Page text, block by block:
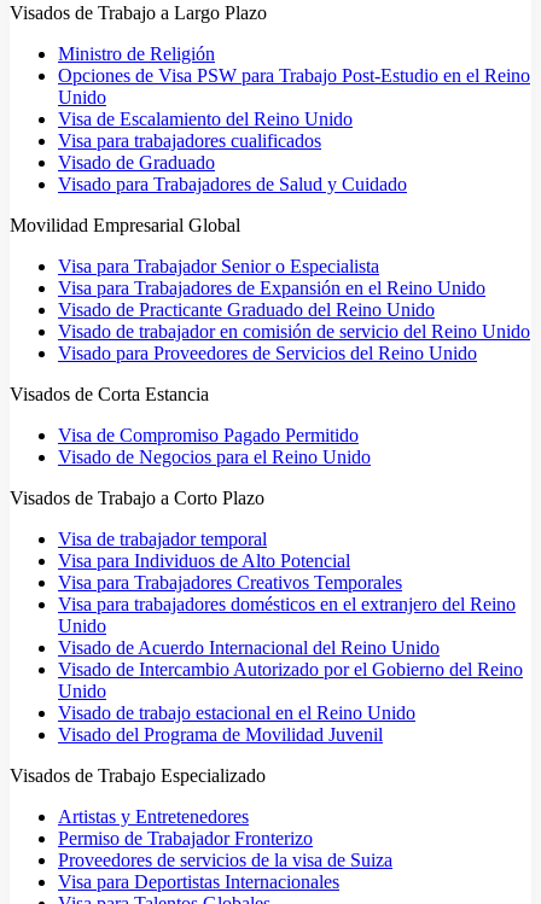
Visados de Trabajo a Largo Plazo
Ministro de Religión
Opciones de Visa PSW para Trabajo Post-Estudio en el Reino
Unido
Visa de Escalamiento del Reino Unido
Visa para trabajadores cualificados
Visado de Graduado
Visado para Trabajadores de Salud y Cuidado
Movilidad Empresarial Global
Visa para Trabajador Senior o Especialista
Visa para Trabajadores de Expansión en el Reino Unido
Visado de Practicante Graduado del Reino Unido
Visado de trabajador en comisión de servicio del Reino Unido
Visado para Proveedores de Servicios del Reino Unido
Visados de Corta Estancia
Visa de Compromiso Pagado Permitido
Visado de Negocios para el Reino Unido
Visados de Trabajo a Corto Plazo
Visa de trabajador temporal
Visa para Individuos de Alto Potencial
Visa para Trabajadores Creativos Temporales
Visa para trabajadores domésticos en el extranjero del Reino
Unido
Visado de Acuerdo Internacional del Reino Unido
Visado de Intercambio Autorizado por el Gobierno del Reino
Unido
Visado de trabajo estacional en el Reino Unido
Visado del Programa de Movilidad Juvenil
Visados de Trabajo Especializado
Artistas y Entretenedores
Permiso de Trabajador Fronterizo
Proveedores de servicios de la visa de Suiza
Visa para Deportistas Internacionales